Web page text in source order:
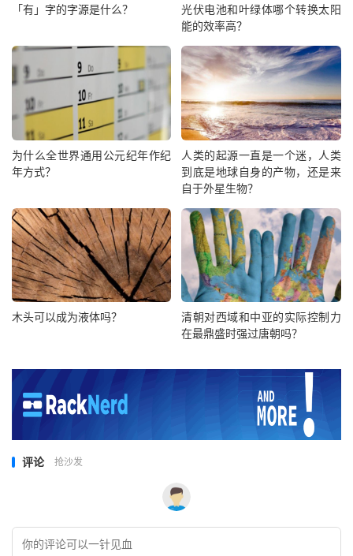
「有」字的字源是什么？
光伏电池和叶绿体哪个转换太阳
能的效率高？
为什么全世界通用公元纪年作纪
年方式？
人类的起源一直是一个迷，人类
到底是地球自身的产物，还是来
自于外星生物？
木头可以成为液体吗？
清朝对西域和中亚的实际控制力
在最鼎盛时强过唐朝吗？
评论 抢沙发